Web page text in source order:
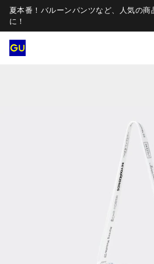
夏本番！バルーンパンツなど、人気の商
に！